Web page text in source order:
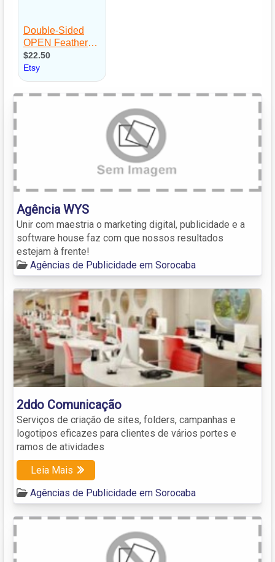
Agência WYS
Unir com maestria o marketing digital, publicidade e a
software house faz com que nossos resultados
estejam à frente!
Agências de Publicidade em Sorocaba
2ddo Comunicação
Serviços de criação de sites, folders, campanhas e
logotipos eficazes para clientes de vários portes e
ramos de atividades
Leia Mais
Agências de Publicidade em Sorocaba